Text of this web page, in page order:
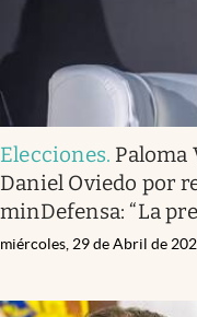
Elecciones. Paloma
Daniel Oviedo por
minDefensa: “La
miércoles, 29 de Abril de